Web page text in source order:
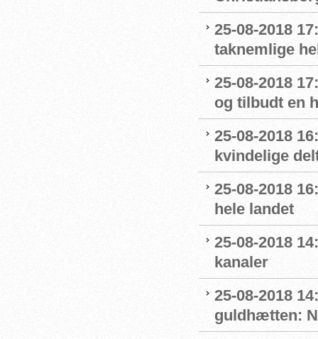
25-08-2018
taknemlige
25-08-2018
og tilbudt en
25-08-2018
kvindelige
25-08-2018
hele landet
25-08-2018
kanaler
25-08-2018
guldhætten: